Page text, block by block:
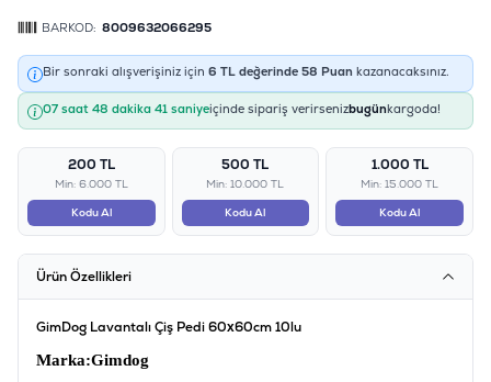
BARKOD: 8009632066295
Bir sonraki alışverişiniz için 6 TL değerinde 58 Puan kazanacaksınız.
07 saat 48 dakika 41 saniyeiçinde sipariş verirsenizbugünkargoda!
200 TL
Min: 6.000 TL
Kodu Al
500 TL
Min: 10.000 TL
Kodu Al
1.000 TL
Min: 15.000 TL
Kodu Al
Ürün Özellikleri
GimDog Lavantalı Çiş Pedi 60x60cm 10lu
Marka:Gimdog